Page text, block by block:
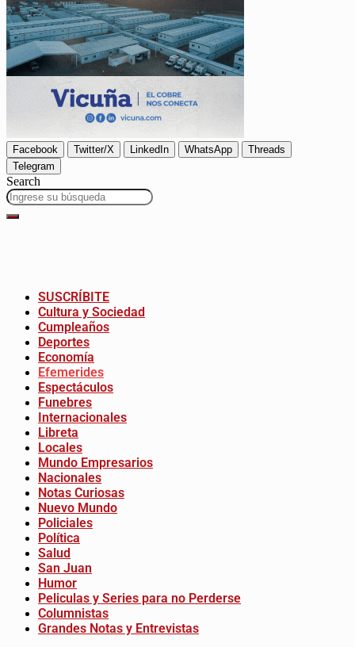
Facebook Twitter/X LinkedIn WhatsApp
Threads
Telegram
Search
SUSCRÍBITE
Cultura y Sociedad
Cumpleaños
Deportes
Economía
Efemerides
Espectáculos
Funebres
Internacionales
Libreta
Locales
Mundo Empresarios
Nacionales
Notas Curiosas
Nuevo Mundo
Policiales
Política
Salud
San Juan
Humor
Peliculas y Series para no Perderse
Columnistas
Grandes Notas y Entrevistas